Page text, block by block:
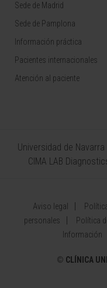
Sede de Madrid
Sede de Pamplona
Información práctica
Pacientes internacionales
Atención al paciente
Universidad de Navarra
CIMA LAB
Aviso legal
personales
Política
Información
© CLÍNICA